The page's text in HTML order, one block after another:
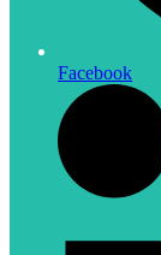
Facebook